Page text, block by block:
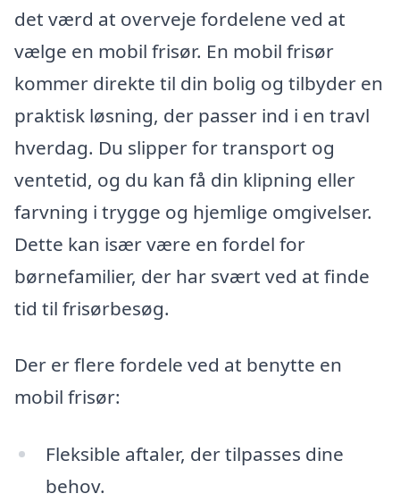
det værd at overveje fordelene ved at
vælge en mobil frisør. En mobil frisør
kommer direkte til din bolig og tilbyder en
praktisk løsning, der passer ind i en travl
hverdag. Du slipper for transport og
ventetid, og du kan få din klipning eller
farvning i trygge og hjemlige omgivelser.
Dette kan især være en fordel for
børnefamilier, der har svært ved at finde
tid til frisørbesøg.
Der er flere fordele ved at benytte en
mobil frisør:
Fleksible aftaler, der tilpasses dine
behov.